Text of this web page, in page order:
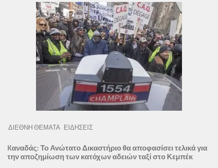
ΔΙΕΘΝΗ ΘΕΜΑΤΑ ΕΙΔΗΣΕΙΣ
Kαναδάς: Το Ανώτατο Δικαστήριο θα αποφασίσει τελικά για
την αποζημίωση των κατόχων αδειών ταξί στο Κεμπέκ